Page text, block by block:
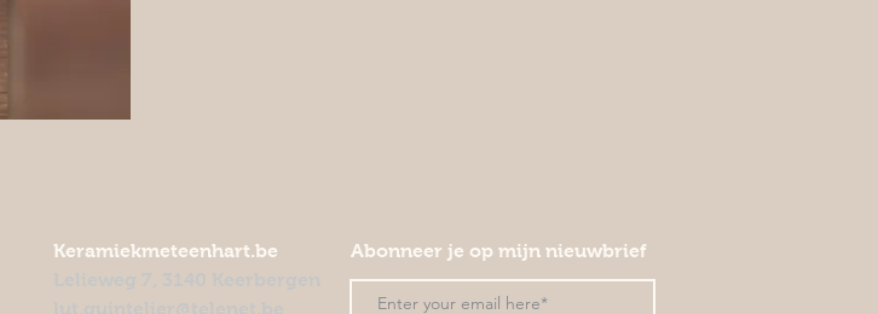
Keramiekmeteenhart.be
Abonneer je op mijn nieuwbrief